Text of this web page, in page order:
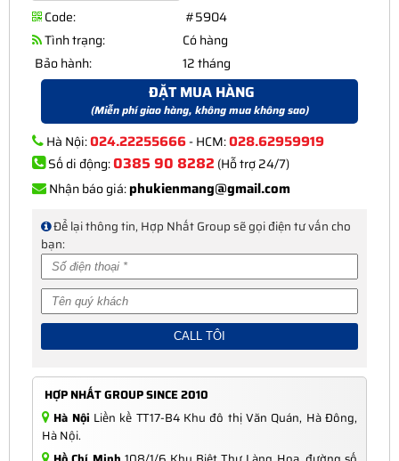
Code:
#5904
Tình trạng:
Có hàng
Bảo hành:
12 tháng
ĐẶT MUA HÀNG
(Miễn phí giao hàng, không mua không sao)
Hà Nội:024.22255666- HCM:028.62959919
Số di động:0385 90 8282 (Hỗ trợ 24/7)
Nhận báo giá:phukienmang@gmail.com
Để lại thông tin, Hợp Nhất Group sẽ gọi điện tư vấn cho
bạn:
HỢP NHẤT GROUP SINCE 2010
Hà Nội Liền kề TT17-B4 Khu đô thị Văn Quán, Hà Đông,
Hà Nội.